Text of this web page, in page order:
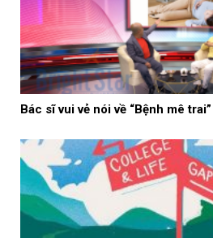
Bác sĩ vui vẻ nói về “Bệnh mê trai”